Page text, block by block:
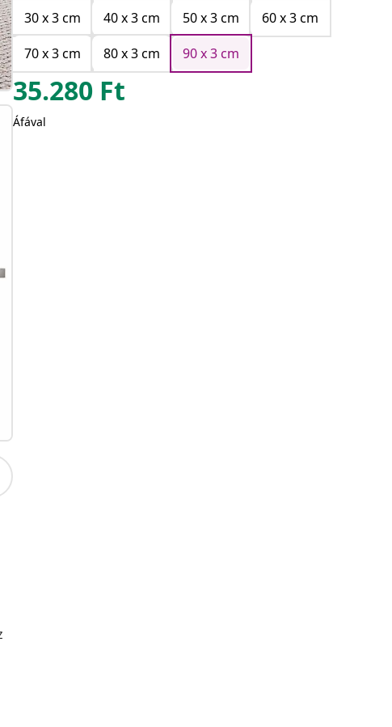
30 x 3 cm
40 x 3 cm 50 x 3 cm
60 x 3 cm
70 x 3 cm
80 x 3 cm 90 x 3 cm
35.280 Ft
Áfával